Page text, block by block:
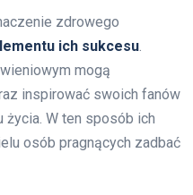
zdrowego
ich sukcesu
mogą
inspirować swoich fanów
W ten sposób ich
osób pragnących zadbać